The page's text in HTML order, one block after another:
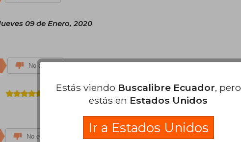
09 de Enero, 2020
No es útil
No es útil
Estás viendo Buscalibre Ecuador, pero
estás en Estados Unidos
Ir a Estados Unidos